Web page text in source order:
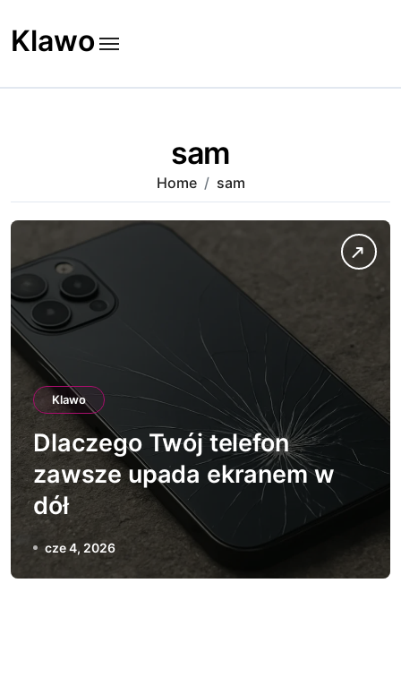
to
content
Klawo
sam
Home sam
Klawo
Dlaczego Twój telefon
zawsze upada ekranem w
dół
cze 4, 2026